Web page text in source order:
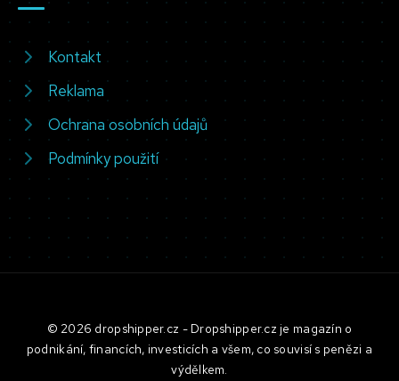
Kontakt
Reklama
Ochrana osobních údajů
Podmínky použití
© 2026 dropshipper.cz - Dropshipper.cz je magazín o
podnikání, financích, investicích a všem, co souvisí s penězi a
výdělkem.